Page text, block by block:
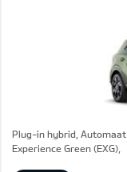
Plug-in hybrid, Automaat
Experience Green (EXG),